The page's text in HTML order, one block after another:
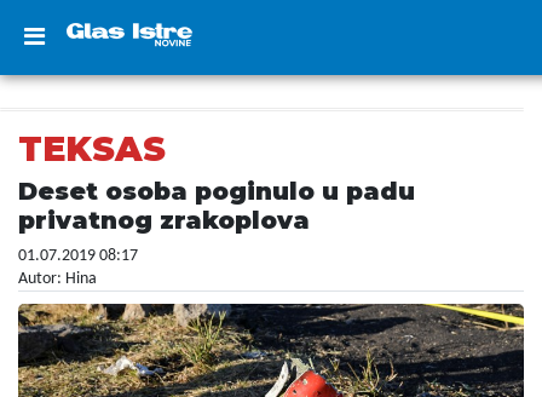
TEKSAS
Deset osoba poginulo u padu
privatnog zrakoplova
01.07.2019 08:17
Autor: Hina